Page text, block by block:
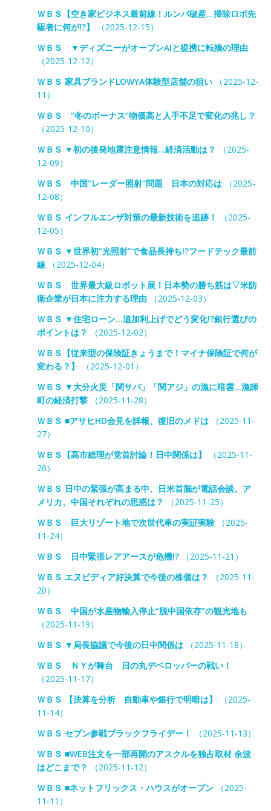
ＷＢＳ【空き家ビジネス最前線！ルンバ破産…掃除ロボ先
駆者に何が!?】
（2025-12-15）
ＷＢＳ ▼ディズニーがオープンAIと提携に転換の理由
（2025-12-12）
ＷＢＳ 家具ブランドLOWYA体験型店舗の狙い（2025-12-
11）
ＷＢＳ “冬のボーナス”物価高と人手不足で変化の兆し？
（2025-12-10）
ＷＢＳ ▼初の後発地震注意情報…経済活動は？
（2025-
12-09）
ＷＢＳ 中国“レーダー照射”問題 日本の対応は（2025-
12-08）
ＷＢＳ インフルエンザ対策の最新技術を追跡！
（2025-
12-05）
ＷＢＳ ▼世界初“光照射”で食品長持ち!?フードテック最前
線（2025-12-04）
ＷＢＳ 世界最大級ロボット展！日本勢の勝ち筋は▽米防
衛企業が日本に注力する理由（2025-12-03）
ＷＢＳ ▼住宅ローン…追加利上げでどう変化!?銀行選びの
ポイントは？
（2025-12-02）
ＷＢＳ【従来型の保険証きょうまで！マイナ保険証で何が
変わる？】
（2025-12-01）
ＷＢＳ ▼大分火災「関サバ」「関アジ」の漁に暗雲…漁師
町の経済打撃（2025-11-28）
ＷＢＳ ■アサヒHD会見を詳報、復旧のメドは（2025-11-
27）
ＷＢＳ【高市総理が党首討論！日中関係は】
（2025-11-
26）
ＷＢＳ 日中の緊張が高まる中、日米首脳が電話会談。ア
メリカ、中国それぞれの思惑は？
（2025-11-25）
ＷＢＳ 巨大リゾート地で次世代車の実証実験（2025-
11-24）
ＷＢＳ 日中緊張レアアースが危機!?（2025-11-21）
ＷＢＳ エヌビディア好決算で今後の株価は？
（2025-11-
20）
ＷＢＳ 中国が水産物輸入停止“脱中国依存”の観光地も
（2025-11-19）
ＷＢＳ ▼局長協議で今後の日中関係は（2025-11-18）
ＷＢＳ ＮＹが舞台 日の丸デベロッパーの戦い！
（2025-11-17）
ＷＢＳ 【決算を分析 自動車や銀行で明暗は】
（2025-
11-14）
ＷＢＳ セブン参戦ブラックフライデー！
（2025-11-13）
ＷＢＳ ■WEB注文を一部再開のアスクルを独占取材 余波
はどこまで？
（2025-11-12）
ＷＢＳ ■ネットフリックス・ハウスがオープン（2025-
11-11）